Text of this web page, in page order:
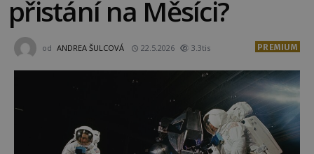
přistání na Měsíci?
od ANDREA ŠULCOVÁ 22.5.2026 3.3tis PREMIUM